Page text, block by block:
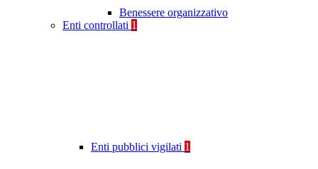
Benessere organizzativo
Enti controllati 1
Enti pubblici vigilati 1